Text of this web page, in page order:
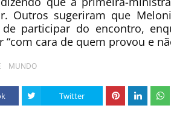
Outros sugeriram que
de participar do encontro,
“com cara de quem provou e
MUNDO
Twitter